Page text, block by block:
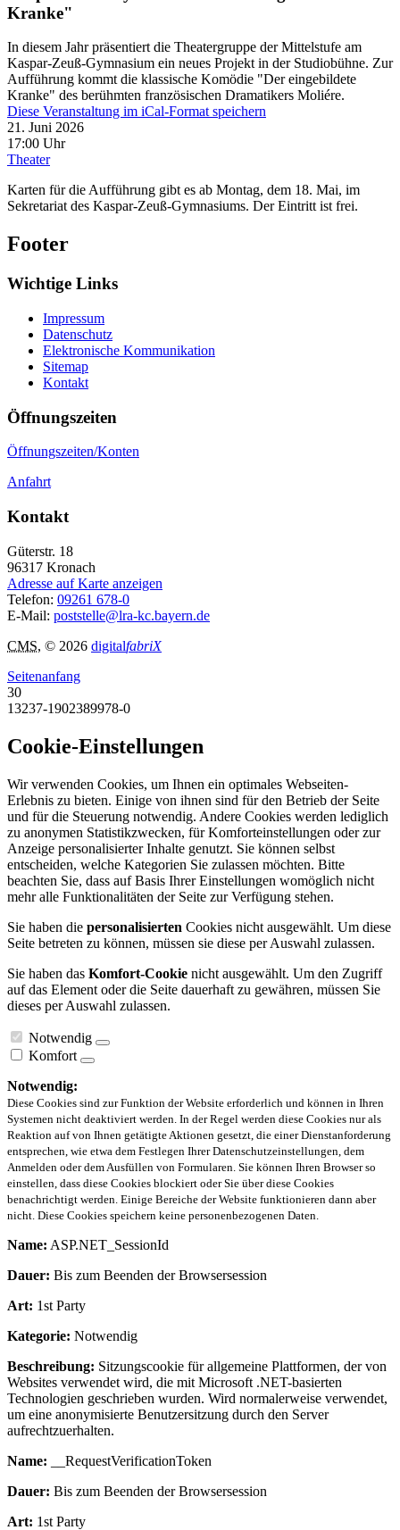
Kranke"
In diesem Jahr präsentiert die Theatergruppe der Mittelstufe am
Kaspar-Zeuß-Gymnasium ein neues Projekt in der Studiobühne. Zur
Aufführung kommt die klassische Komödie "Der eingebildete
Kranke" des berühmten französischen Dramatikers Moliére.
Diese Veranstaltung im iCal-Format speichern
21. Juni 2026
17:00 Uhr
Theater
Karten für die Aufführung gibt es ab Montag, dem 18. Mai, im
Sekretariat des Kaspar-Zeuß-Gymnasiums. Der Eintritt ist frei.
Footer
Wichtige Links
Impressum
Datenschutz
Elektronische Kommunikation
Sitemap
Kontakt
Öffnungszeiten
Öffnungszeiten/Konten
Anfahrt
Kontakt
Güterstr. 18
96317 Kronach
Adresse auf Karte anzeigen
Telefon: 09261 678-0
E-Mail: poststelle@lra-kc.bayern.de
CMS, © 2026 digitalfabriX
Seitenanfang
30
13237-1902389978-0
Cookie-Einstellungen
Wir verwenden Cookies, um Ihnen ein optimales Webseiten-
Erlebnis zu bieten. Einige von ihnen sind für den Betrieb der Seite
und für die Steuerung notwendig. Andere Cookies werden lediglich
zu anonymen Statistikzwecken, für Komforteinstellungen oder zur
Anzeige personalisierter Inhalte genutzt. Sie können selbst
entscheiden, welche Kategorien Sie zulassen möchten. Bitte
beachten Sie, dass auf Basis Ihrer Einstellungen womöglich nicht
mehr alle Funktionalitäten der Seite zur Verfügung stehen.
Sie haben die personalisierten Cookies nicht ausgewählt. Um diese
Seite betreten zu können, müssen sie diese per Auswahl zulassen.
Sie haben das Komfort-Cookie nicht ausgewählt. Um den Zugriff
auf das Element oder die Seite dauerhaft zu gewähren, müssen Sie
dieses per Auswahl zulassen.
Notwendig
Komfort
Notwendig:
Diese Cookies sind zur Funktion der Website erforderlich und können in Ihren
Systemen nicht deaktiviert werden. In der Regel werden diese Cookies nur als
Reaktion auf von Ihnen getätigte Aktionen gesetzt, die einer Dienstanforderung
entsprechen, wie etwa dem Festlegen Ihrer Datenschutzeinstellungen, dem
Anmelden oder dem Ausfüllen von Formularen. Sie können Ihren Browser so
einstellen, dass diese Cookies blockiert oder Sie über diese Cookies
benachrichtigt werden. Einige Bereiche der Website funktionieren dann aber
nicht. Diese Cookies speichern keine personenbezogenen Daten.
Name: ASP.NET_SessionId
Dauer: Bis zum Beenden der Browsersession
Art: 1st Party
Kategorie: Notwendig
Beschreibung: Sitzungscookie für allgemeine Plattformen, der von
Websites verwendet wird, die mit Microsoft .NET-basierten
Technologien geschrieben wurden. Wird normalerweise verwendet,
um eine anonymisierte Benutzersitzung durch den Server
aufrechtzuerhalten.
Name: __RequestVerificationToken
Dauer: Bis zum Beenden der Browsersession
Art: 1st Party